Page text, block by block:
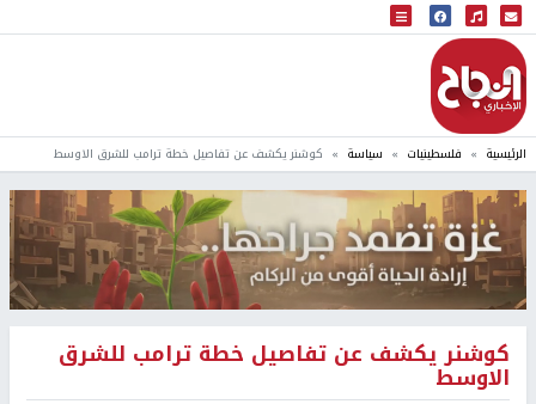
البث المباشر
إذاعة النجاح
الرئيسية فلسطينيات سياسة كوشنر يكشف عن تفاصيل خطة ترامب للشرق الاوسط
كوشنر يكشف عن تفاصيل خطة ترامب للشرق
الاوسط